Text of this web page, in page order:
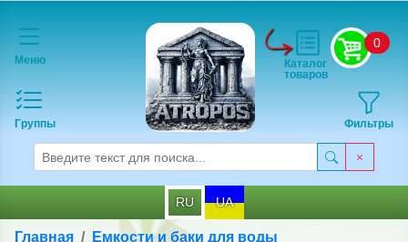
Меню
Группы
0
Фильтры
Каталог
товаров
RU UA
Главная
Емкости и баки для воды